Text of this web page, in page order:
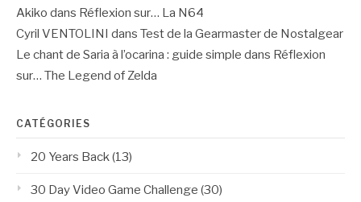
Akiko dans Réflexion sur… La N64
Cyril VENTOLINI dans Test de la Gearmaster de Nostalgear
Le chant de Saria à l’ocarina : guide simple dans Réflexion
sur… The Legend of Zelda
CATÉGORIES
20 Years Back(13)
30 Day Video Game Challenge (30)